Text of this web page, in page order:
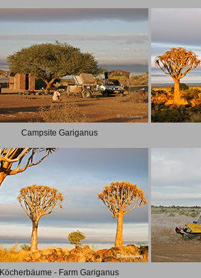
Campsite Gariganus
Köcherbäume - Farm Gariganus